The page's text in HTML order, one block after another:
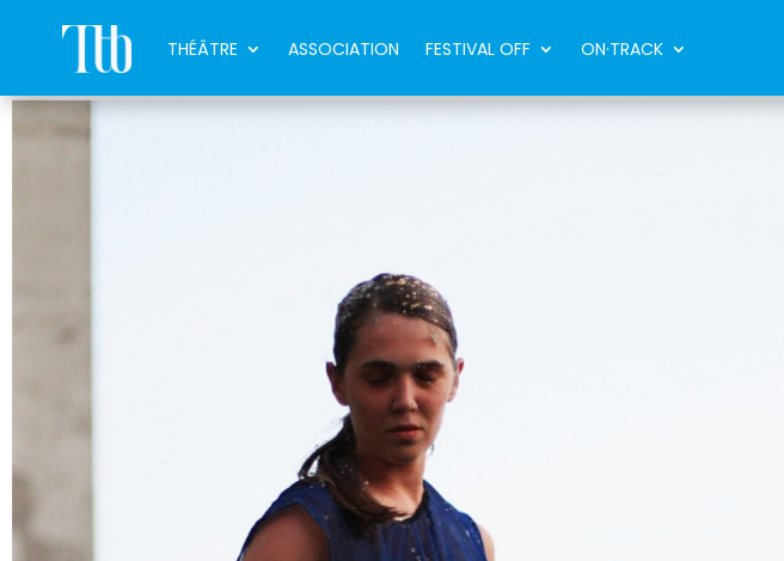
THÉÂTRE ASSOCIATION FESTIVAL OFF ON·TRACK